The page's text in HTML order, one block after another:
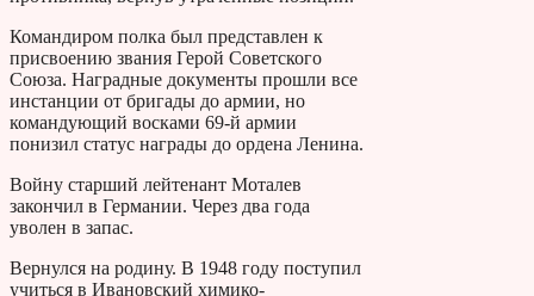
Командиром полка был представлен к
присвоению звания Герой Советского
Союза. Наградные документы прошли все
инстанции от бригады до армии, но
командующий восками 69-й армии
понизил статус награды до ордена Ленина.
Войну старший лейтенант Моталев
закончил в Германии. Через два года
уволен в запас.
Вернулся на родину. В 1948 году поступил
учиться в Ивановский химико-